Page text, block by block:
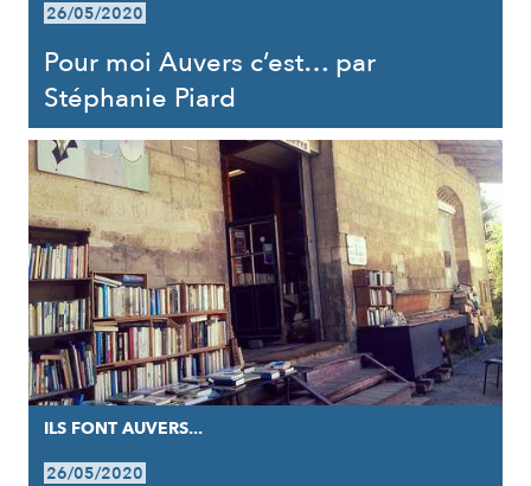
26/05/2020
Pour moi Auvers c’est… par
Stéphanie Piard
ILS FONT AUVERS...
26/05/2020